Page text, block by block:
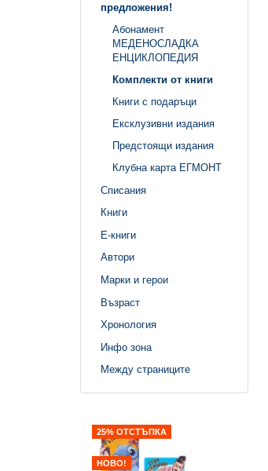
предложения!
Абонамент
МЕДЕНОСЛАДКА
ЕНЦИКЛОПЕДИЯ
Комплекти от книги
Книги с подаръци
Ексклузивни издания
Предстоящи издания
Клубна карта ЕГМОНТ
Списания
Книги
Е-книги
Автори
Марки и герои
Възраст
Хронология
Инфо зона
Между страниците
25% ОТСТЪПКА
НОВО!